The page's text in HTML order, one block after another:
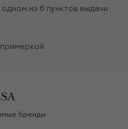
одном из 6 пунктов выдачи
бренды